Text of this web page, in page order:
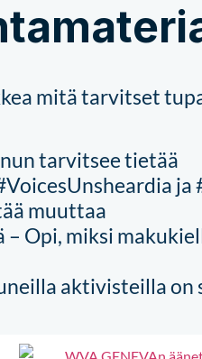
mitä tarvitset
tarvitsee tietää
ja
muuttaa
– Opi, miksi
aktivisteilla on